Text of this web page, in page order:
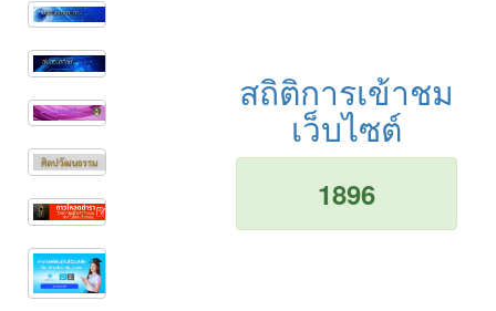
สถิติการเข้าชม
เว็บไซต์
1896